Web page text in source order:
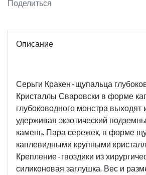
Поделиться
Описание
Серьги Кракен - щупальца
Кристаллы Сваровски в форме
глубоководного монстра выходят
удерживая экзотический
камень. Пара сережек, в форме
каплевидными крупными
Крепление - гвоздики из
силиконовая заглушка. Вес и